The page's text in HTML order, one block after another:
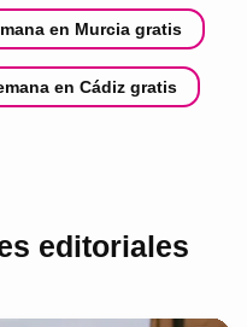
en Murcia gratis
en Cádiz gratis
editoriales